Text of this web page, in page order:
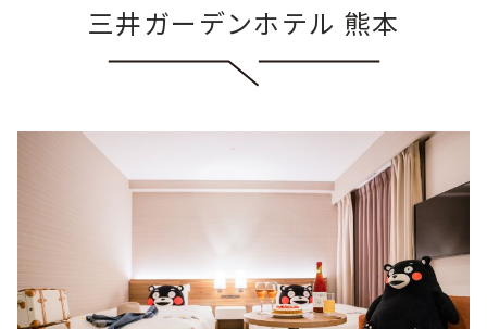
三井ガーデンホテル 熊本